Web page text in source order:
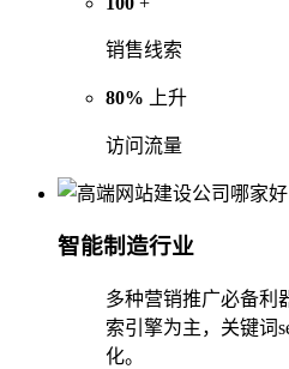
销售线索
80% 上升
访问流量
智能制造行业
多种营销推广必备利
索引擎为主，关键词
化。